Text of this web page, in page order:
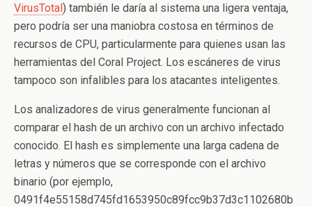
VirusTotal) también le daría al sistema una ligera ventaja,
pero podría ser una maniobra costosa en términos de
recursos de CPU, particularmente para quienes usan las
herramientas del Coral Project. Los escáneres de virus
tampoco son infalibles para los atacantes inteligentes.
Los analizadores de virus generalmente funcionan al
comparar el hash de un archivo con un archivo infectado
conocido. El hash es simplemente una larga cadena de
letras y números que se corresponde con el archivo
binario (por ejemplo,
0491f4e55158d745fd1653950c89fcc9b37d3c1102680b